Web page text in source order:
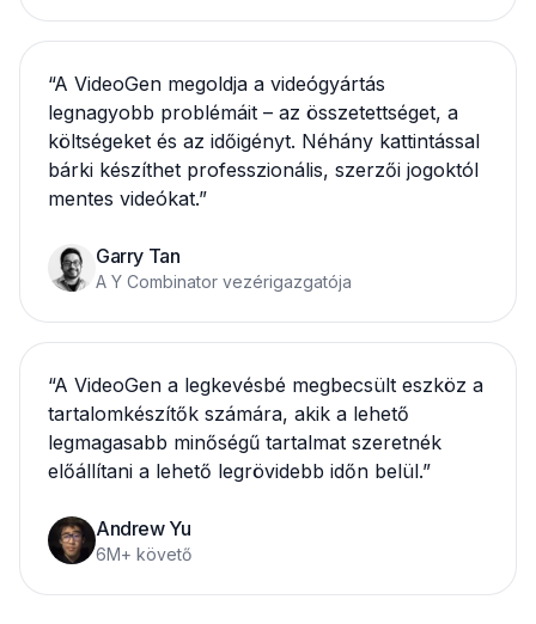
“A VideoGen megoldja a videógyártás
legnagyobb problémáit – az összetettséget, a
költségeket és az időigényt. Néhány kattintással
bárki készíthet professzionális, szerzői jogoktól
mentes videókat.”
Garry Tan
A Y Combinator vezérigazgatója
“A VideoGen a legkevésbé megbecsült eszköz a
tartalomkészítők számára, akik a lehető
legmagasabb minőségű tartalmat szeretnék
előállítani a lehető legrövidebb időn belül.”
Andrew Yu
6M+ követő